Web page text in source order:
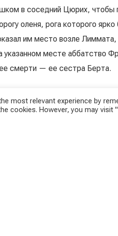
в соседний Цюрих, чтобы
оленя, рога которого
им место возле
указанном месте аббатство
ее смерти — ее сестра Берта.
Паулем Бодмером для
относящаяся ко
most relevant experience by
cookies. However, you may